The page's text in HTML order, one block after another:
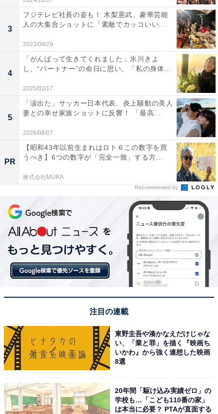
3
フジテレビ社長の姿も！ 木梨憲武、豪華芸能
人の大集合ショットに「素敵でカッコいい...
2023/09/29
4
「がんばって生きてくれました」氷川きよ
し、“パートナー”の命日に思い。「私の身体...
2025/02/17
5
「涙出た」サッカー日本代表、炎上騒動の美人
妻との幸せ家族ショットに反響！ 「最高...
2026/08/07
PR
【昭和43年以前生まれはロト６この数字を買
うべき】6つの数字が「完全一致」する方...
株式会社MURA
Recommended by
注目の連載
東野圭吾や湊かなえだけじゃな
い、「業と罪」を描く『映画ち
いかわ』から強く連想した映画
8選
20年間「駆け込み実績ゼロ」の
学校も…「こども110番の家」
は本当に必要？ PTAが直面する